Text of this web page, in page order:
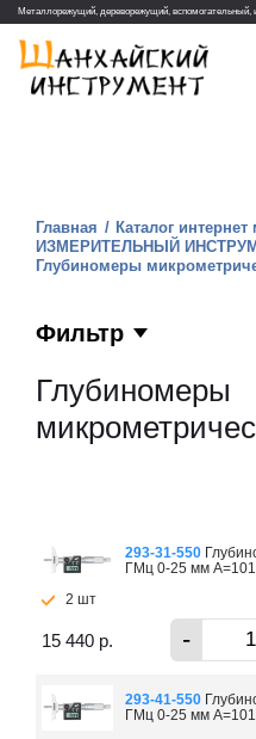
Металлорежущий, дереворежущий, вспомогательный,
Главная
Каталог интернет
ИЗМЕРИТЕЛЬНЫЙ
Глубиномеры
Фильтр
Глубиномеры
293-31-550
ГМц 0-25 мм
2 шт
15 440 р. -
293-41-550
ГМц 0-25 мм